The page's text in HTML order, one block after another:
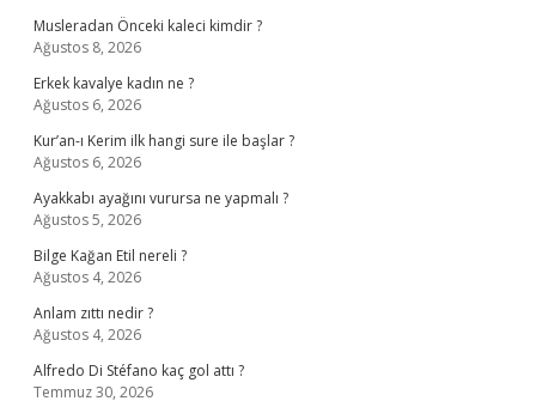
Musleradan Önceki kaleci kimdir ?
Ağustos 8, 2026
Erkek kavalye kadın ne ?
Ağustos 6, 2026
Kur’an-ı Kerim ilk hangi sure ile başlar ?
Ağustos 6, 2026
Ayakkabı ayağını vurursa ne yapmalı ?
Ağustos 5, 2026
Bilge Kağan Etil nereli ?
Ağustos 4, 2026
Anlam zıttı nedir ?
Ağustos 4, 2026
Alfredo Di Stéfano kaç gol attı ?
Temmuz 30, 2026